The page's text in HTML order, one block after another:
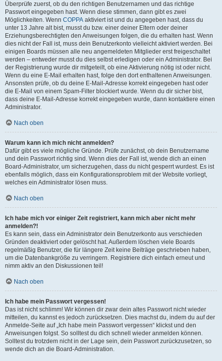
Überprüfe zuerst, ob du den richtigen Benutzernamen und das richtige
Passwort eingegeben hast. Wenn diese stimmen, dann gibt es zwei
Möglichkeiten. Wenn COPPA aktiviert ist und du angegeben hast, dass du
unter 13 Jahre alt bist, musst du bzw. einer deiner Eltern oder deiner
Erziehungsberechtigten den Anweisungen folgen, die du erhalten hast. Wenn
dies nicht der Fall ist, muss dein Benutzerkonto vielleicht aktiviert werden. Bei
einigen Boards müssen alle neu angemeldeten Mitglieder erst freigeschaltet
werden – entweder musst du dies selbst erledigen oder ein Administrator. Bei
der Registrierung wurde dir mitgeteilt, ob eine Aktivierung nötig ist oder nicht.
Wenn du eine E-Mail erhalten hast, folge den dort enthaltenen Anweisungen.
Ansonsten prüfe, ob du deine E-Mail-Adresse korrekt eingegeben hast oder
die E-Mail von einem Spam-Filter blockiert wurde. Wenn du dir sicher bist,
dass deine E-Mail-Adresse korrekt eingegeben wurde, dann kontaktiere einen
Administrator.
Nach oben
Warum kann ich mich nicht anmelden?
Dafür gibt es viele mögliche Gründe. Prüfe zunächst, ob dein Benutzername
und dein Passwort richtig sind. Wenn dies der Fall ist, wende dich an einen
Board-Administrator, um sicherzugehen, dass du nicht gesperrt wurdest. Es ist
ebenfalls möglich, dass ein Konfigurationsproblem mit der Website vorliegt,
welches ein Administrator lösen muss.
Nach oben
Ich habe mich vor einiger Zeit registriert, kann mich aber nicht mehr
anmelden?!
Es kann sein, dass ein Administrator dein Benutzerkonto aus verschieden
Gründen deaktiviert oder gelöscht hat. Außerdem löschen viele Boards
regelmäßig Benutzer, die für längere Zeit keine Beiträge geschrieben haben,
um die Datenbankgröße zu verringern. Registriere dich einfach erneut und
nimm aktiv an den Diskussionen teil!
Nach oben
Ich habe mein Passwort vergessen!
Das ist nicht schlimm! Wir können dir zwar dein altes Passwort nicht wieder
mitteilen, du kannst es jedoch zurücksetzen. Dies machst du, indem du auf der
Anmelde-Seite auf „Ich habe mein Passwort vergessen“ klickst und den
Anweisungen folgst. So solltest du dich schnell wieder anmelden können.
Solltest du trotzdem nicht in der Lage sein, dein Passwort zurückzusetzen, so
wende dich an die Board-Administration.